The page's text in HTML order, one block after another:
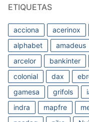
ETIQUETAS
acciona acerinox
alphabet
amadeus
arcelor
bankinter
colonial
dax
gamesa
grifols
indra
mapfre